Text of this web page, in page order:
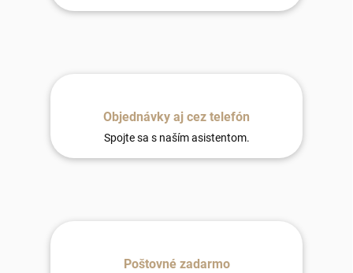
Objednávky aj cez telefón
Spojte sa s naším asistentom.
Poštovné zadarmo